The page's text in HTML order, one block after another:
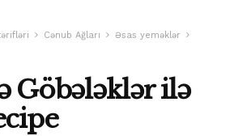
Cənub Ağları
Əsas yeməklər
Göbələklər ilə